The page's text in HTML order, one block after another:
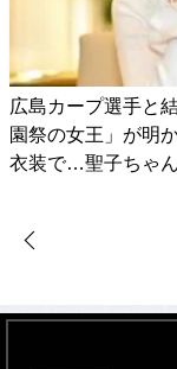
広島カープ選手と
園祭の女王」が明
衣装で…聖子ちゃ